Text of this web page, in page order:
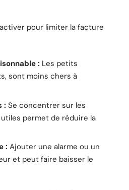
pour limiter la facture
: Les petits
sont moins chers à
: Se concentrer sur les
permet de réduire la
: Ajouter une alarme ou un
et peut faire baisser le